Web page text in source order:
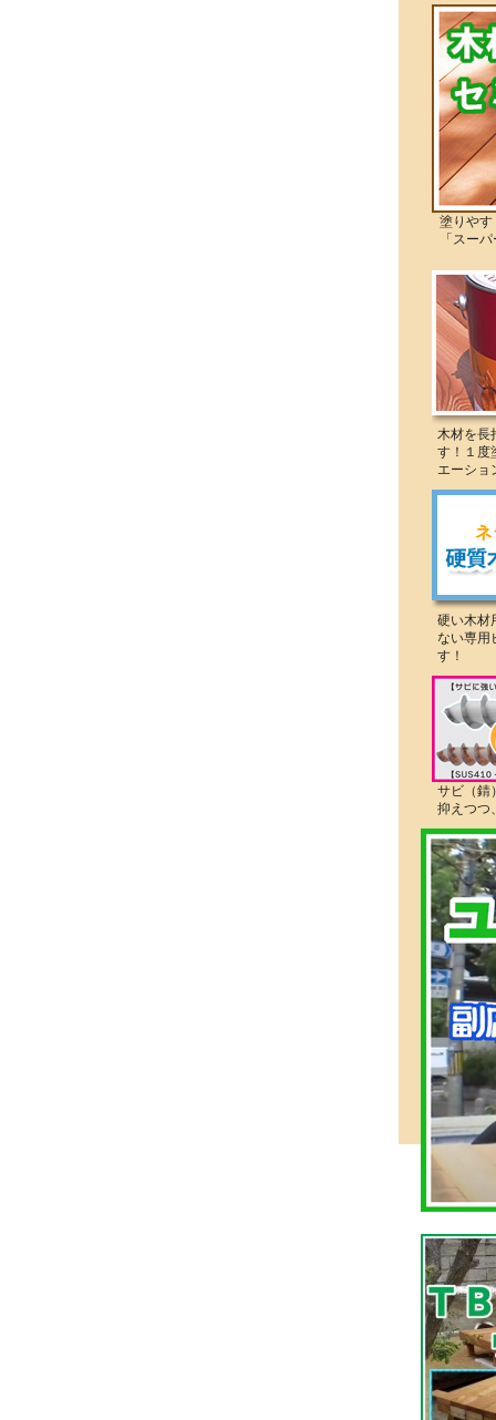
塗りやす
「スーパ
木材を長
す！１度
エーショ
硬い木材
ない専用
す！
サビ（錆
抑えつつ